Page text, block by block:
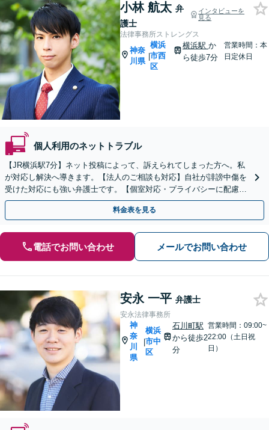
小林 航太 弁
護士
インタビューを
見る
法律事務所ストレングス
神奈
川県
|
横浜
市西
区
横浜駅 か
ら徒歩7分
営業時間：本
日定休日
個人利用のネットトラブル
【JR横浜駅7分】ネット投稿によって、訴えられてしまった方へ。私
が対応し解決へ導きます。【法人のご相談も対応】自社が誹謗中傷を
受けた対応にも強い弁護士です。【個室対応・プライバシーに配慮】
コスプレに関連するトラブルは相談無料です
料金表を見る
電話でお問い合わせ メールでお問い合わせ
安永 一平 弁護士
安永法律事務所
神
奈
川
県
|
横浜
市中
区
石川町駅
から徒歩2
分
営業時間：09:00~
22:00（土日祝
日）